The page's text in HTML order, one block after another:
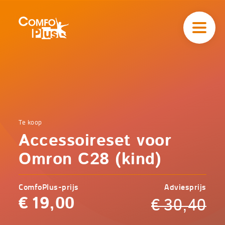
Home
Koopjeshoek
Accessoireset
voor Omron
Comfoplus
-
Te koop
Accessoireset voor
Omron C28 (kind)
ComfoPlus-prijs
€ 19,00
Adviesprijs
€30,40
navigatieComfoPlus